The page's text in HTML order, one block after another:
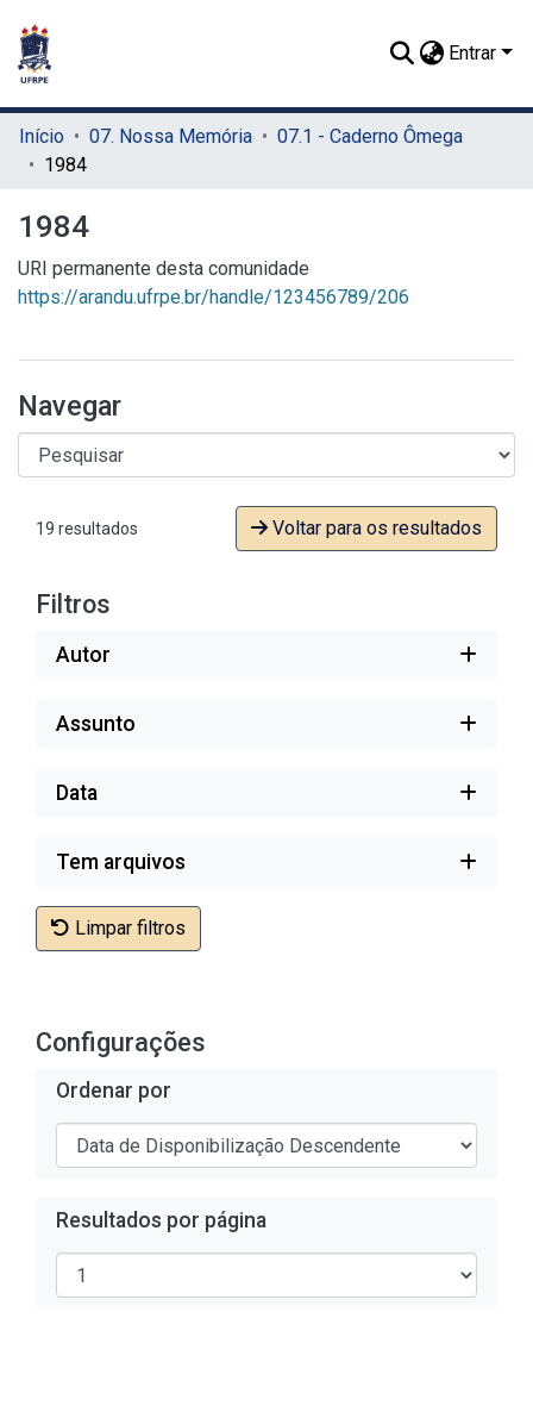
Entrar
Início 07. Nossa Memória
07.1 - Caderno Ômega
1984
1984
URI permanente desta comunidade
https://arandu.ufrpe.br/handle/123456789/206
Navegar
19 resultados Voltar para os resultados
Filtros
Autor
Assunto
Data
Tem arquivos
Limpar filtros
Configurações
Ordenar por
Resultados por página